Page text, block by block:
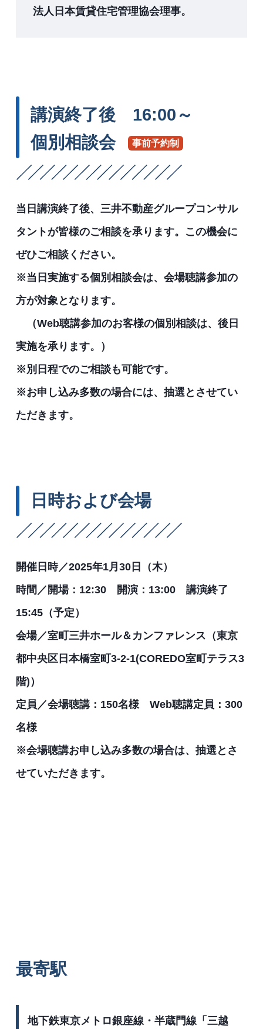
法人日本賃貸住宅管理協会理事。
講演終了後 16:00～
個別相談会
事前予約制
当日講演終了後、三井不動産グループコンサル
タントが皆様のご相談を承ります。この機会に
ぜひご相談ください。
※当日実施する個別相談会は、会場聴講参加の
方が対象となります。
（Web聴講参加のお客様の個別相談は、後日
実施を承ります。）
※別日程でのご相談も可能です。
※お申し込み多数の場合には、抽選とさせてい
ただきます。
日時および会場
開催日時／2025年1月30日（木）
時間／開場：12:30 開演：13:00 講演終了
15:45（予定）
会場／室町三井ホール＆カンファレンス（東京
都中央区日本橋室町3-2-1(COREDO室町テラス3
階)）
定員／会場聴講：150名様 Web聴講定員：300
名様
※会場聴講お申し込み多数の場合は、抽選とさ
せていただきます。
最寄駅
地下鉄東京メトロ銀座線・半蔵門線「三越